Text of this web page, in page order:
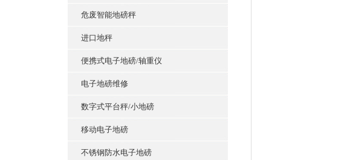
危废智能地磅秤
进口地秤
便携式电子地磅/轴重仪
电子地磅维修
数字式平台秤/小地磅
移动电子地磅
不锈钢防水电子地磅